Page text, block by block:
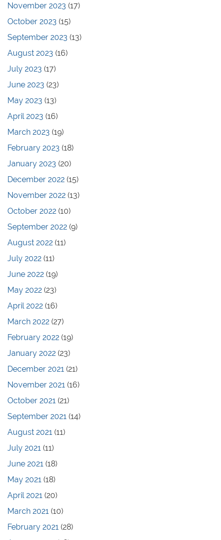
November 2023 (17)
October 2023 (15)
September 2023 (13)
August 2023 (16)
July 2023 (17)
June 2023 (23)
May 2023 (13)
April 2023 (16)
March 2023 (19)
February 2023 (18)
January 2023 (20)
December 2022 (15)
November 2022 (13)
October 2022 (10)
September 2022 (9)
August 2022 (11)
July 2022 (11)
June 2022 (19)
May 2022 (23)
April 2022 (16)
March 2022 (27)
February 2022 (19)
January 2022 (23)
December 2021 (21)
November 2021 (16)
October 2021 (21)
September 2021 (14)
August 2021 (11)
July 2021 (11)
June 2021 (18)
May 2021 (18)
April 2021 (20)
March 2021 (10)
February 2021 (28)